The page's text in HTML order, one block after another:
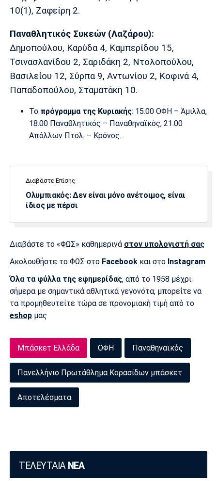
10(1), Ζαφείρη 2.
Παναθλητικός Συκεών (Λαζάρου):
Δημοπούλου, Καρύδα 4, Καμπερίδου 15,
Τσινασλανίδου 2, Σαριδάκη 2, Ντολοπούλου,
Βασιλείου 12, Σύρπα 9, Αντωνίου 2, Κοφινά 4,
Παπαδοπούλου, Σταματάκη 10.
Το πρόγραμμα της Κυριακής: 15.00 ΟΦΗ – Άμιλλα,
18.00 Παναθλητικός – Παναθηναϊκός, 21.00
Απόλλων Πτολ. – Κρόνος.
Διαβάστε Επίσης
Ολυμπιακός: Δεν είναι μόνο ανέτοιμος, είναι
ίδιος με πέρσι
Διαβάστε το «ΦΩΣ» καθημερινά στον υπολογιστή σας
Ακολουθήστε το ΦΩΣ στο Facebook και στο Instagram
Όλα τα φύλλα της εφημερίδας, από το 1958 μέχρι
σήμερα με σημαντικά αθλητικά γεγονότα, μπορείτε να
τα προμηθευτείτε τώρα σε προνομιακή τιμή από το
eshop μας
Μπάσκετ Ελλάδα ΟΦΗ Παναθηναϊκός
Πανελλήνιο Πρωτάθλημα Κορασίδων μπάσκετ
Αποτελέσματα
ΤΕΛΕΥΤΑΙΑ ΝΕΑ